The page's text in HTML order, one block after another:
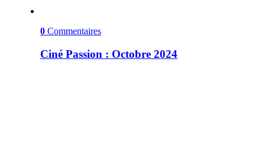
0 Commentaires
Ciné Passion : Octobre 2024